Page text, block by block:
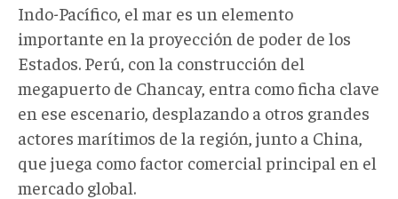
Indo-Pacífico, el mar es un elemento
importante en la proyección de poder de los
Estados. Perú, con la construcción del
megapuerto de Chancay, entra como ficha clave
en ese escenario, desplazando a otros grandes
actores marítimos de la región, junto a China,
que juega como factor comercial principal en el
mercado global.